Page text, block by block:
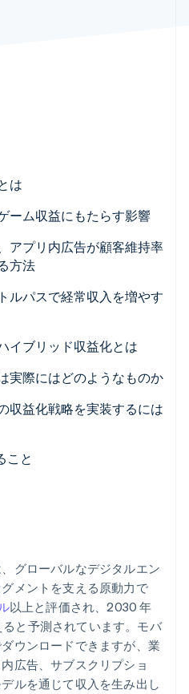
は
ーム収益にもたらす影響
アプリ内広告が顧客維持率
方法
ルパスで経常収入を増やす
イブリッド収益化とは
実際にはどのようなものか
収益化戦略を実装するには
こと
グローバルなデジタルエン
メントを支える原動力で
以上と評価され、2030 年
と予測されています。モバ
ウンロードできますが、業
広告、サブスクリプショ
ルを通じて収入を生み出し